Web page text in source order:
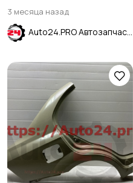
SOLARIS 2011-2017
3 месяца назад
Auto24.PRO Автозапчасти